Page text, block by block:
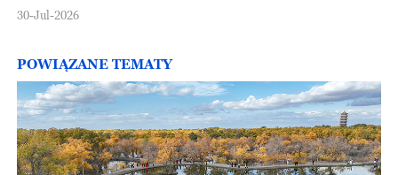
30-Jul-2026
POWIĄZANE TEMATY